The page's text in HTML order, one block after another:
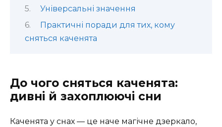
Універсальні значення
Практичні поради для тих, кому
сняться каченята
До чого сняться каченята:
дивні й захоплюючі сни
Каченята у снах — це наче магічне дзеркало,